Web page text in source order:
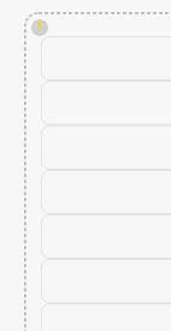
!